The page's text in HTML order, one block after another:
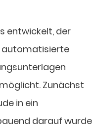
entwickelt, der
automatisierte
Zunächst
in ein
darauf wurde